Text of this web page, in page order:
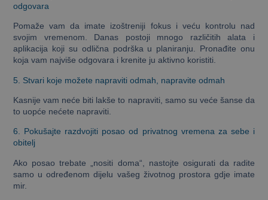
odgovara
Pomaže vam da imate izoštreniji fokus i veću kontrolu nad
svojim vremenom. Danas postoji mnogo različitih alata i
aplikacija koji su odlična podrška u planiranju. Pronađite onu
koja vam najviše odgovara i krenite ju aktivno koristiti.
5. Stvari koje možete napraviti odmah, napravite odmah
Kasnije vam neće biti lakše to napraviti, samo su veće šanse da
to uopće nećete napraviti.
6. Pokušajte razdvojiti posao od privatnog vremena za sebe i
obitelj
Ako posao trebate „nositi doma“, nastojte osigurati da radite
samo u određenom dijelu vašeg životnog prostora gdje imate
mir.